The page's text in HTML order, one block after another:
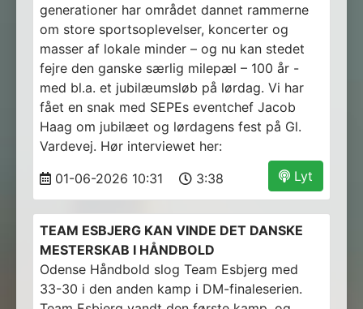
generationer har området dannet rammerne
om store sportsoplevelser, koncerter og
masser af lokale minder – og nu kan stedet
fejre den ganske særlig milepæl – 100 år -
med bl.a. et jubilæumsløb på lørdag. Vi har
fået en snak med SEPEs eventchef Jacob
Haag om jubilæet og lørdagens fest på Gl.
Vardevej. Hør interviewet her:
Lyt
01-06-2026 10:31 3:38
TEAM ESBJERG KAN VINDE DET DANSKE
MESTERSKAB I HÅNDBOLD
Odense Håndbold slog Team Esbjerg med
33-30 i den anden kamp i DM-finaleserien.